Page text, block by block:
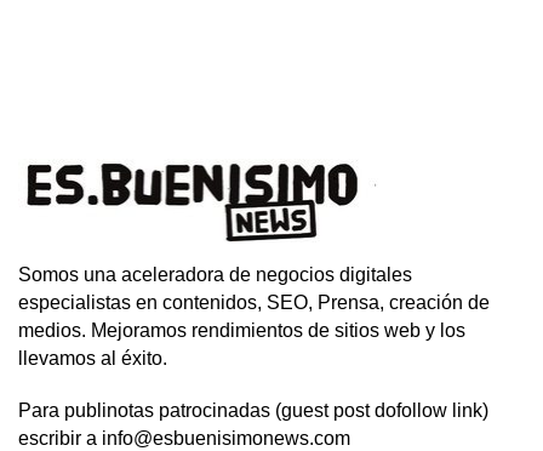
Somos una aceleradora de negocios digitales
especialistas en contenidos, SEO, Prensa, creación de
medios. Mejoramos rendimientos de sitios web y los
llevamos al éxito.
Para publinotas patrocinadas (guest post dofollow link)
escribir a info@esbuenisimonews.com